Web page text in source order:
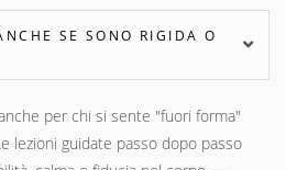
SE SONO RIGIDA O
per chi si sente "fuori forma"
lezioni guidate passo dopo passo